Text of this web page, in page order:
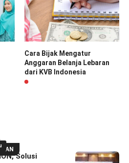
Cara Bijak Mengatur
Anggaran Belanja Lebaran
dari KVB Indonesia
Solusi